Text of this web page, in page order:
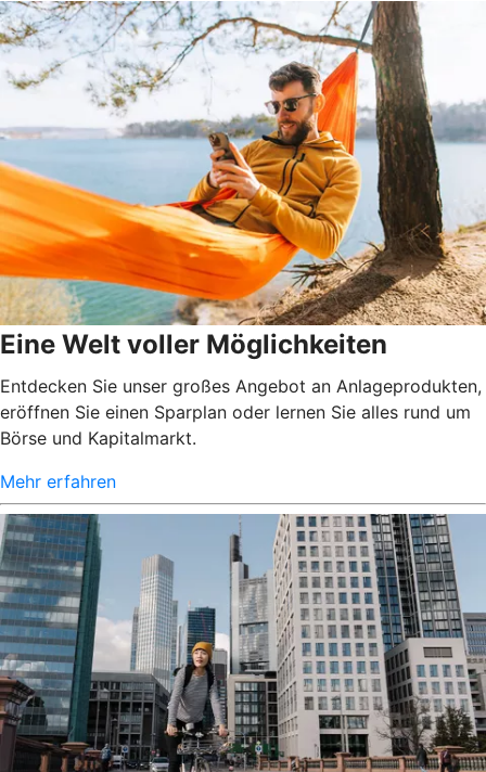
Eine Welt voller Möglichkeiten
Entdecken Sie unser großes Angebot an Anlageprodukten,
eröffnen Sie einen Sparplan oder lernen Sie alles rund um
Börse und Kapitalmarkt.
Mehr erfahren